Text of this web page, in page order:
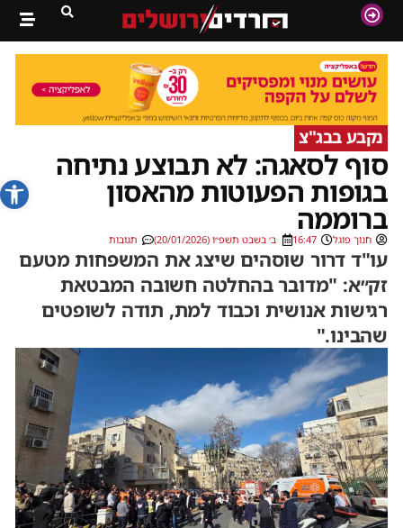
פתח
נקבע בבג"צ
סוף לסאגה: לא תבוצע נתיחה
בגופות הפעוטות מהאסון
ברוממה
חנוך פוגל 16:47 ב׳ בשבט תשפ״ו (20/01/2026) תגובות
עו"ד דרור שוסהים שיצג את המשפחות מטעם
זק״א: "מדובר בהחלטה חשובה המבטאת
רגישות אנושית וכבוד למת, תודה לשופטים
שהבינו."